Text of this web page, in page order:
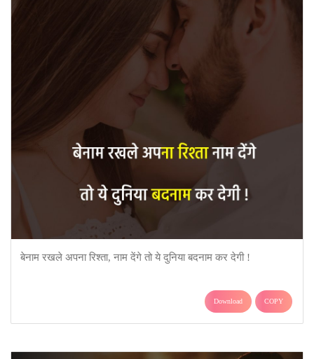
बेनाम रखले अपना रिश्ता, नाम देंगे तो ये दुनिया बदनाम कर देगी !
Download COPY